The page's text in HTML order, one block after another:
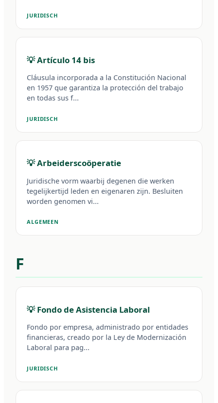
JURIDISCH
💡 Artículo 14 bis
Cláusula incorporada a la Constitución Nacional
en 1957 que garantiza la protección del trabajo
en todas sus f...
JURIDISCH
💡 Arbeiderscoöperatie
Juridische vorm waarbij degenen die werken
tegelijkertijd leden en eigenaren zijn. Besluiten
worden genomen vi...
ALGEMEEN
F
💡 Fondo de Asistencia Laboral
Fondo por empresa, administrado por entidades
financieras, creado por la Ley de Modernización
Laboral para pag...
JURIDISCH